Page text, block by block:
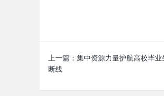
上一篇： 集中资源力量护航高校毕
断线